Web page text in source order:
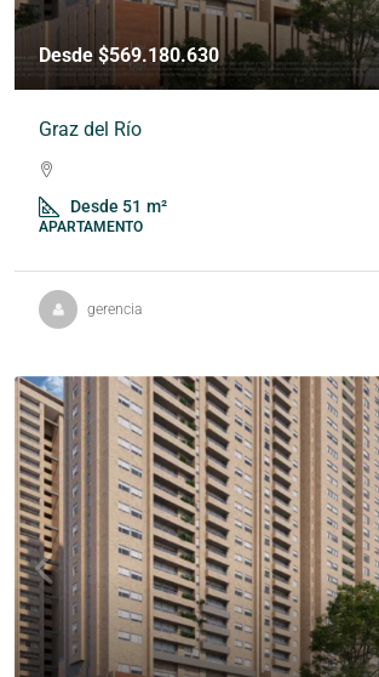
Desde $569.180.630
Graz del Río
Desde 51 m²
APARTAMENTO
gerencia